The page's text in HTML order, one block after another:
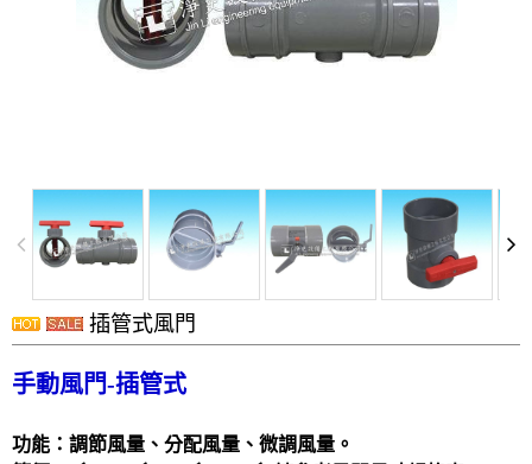
除臭設備
消毒殺菌淨化設備
配件
插管式風門
手動風門-插管式
功能：調節風量、分配風量、微調風量。